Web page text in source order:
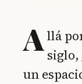
Allá
siglo,
un